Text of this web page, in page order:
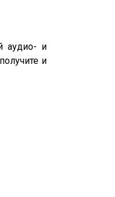
аудио- и
и